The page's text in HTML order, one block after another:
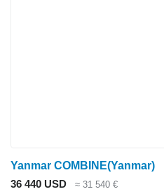
Yanmar COMBINE(Yanmar)
36 440 USD
≈ 31 540 €